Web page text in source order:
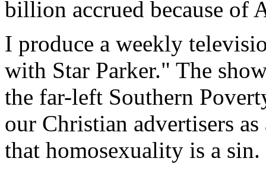
billion accrued because of
I produce a weekly
with Star Parker." The
the far-left Southern
our Christian advertisers
that homosexuality is a sin.